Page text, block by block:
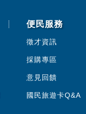
便民服務
徵才資訊
採購專區
意見回饋
國民旅遊卡Q&A